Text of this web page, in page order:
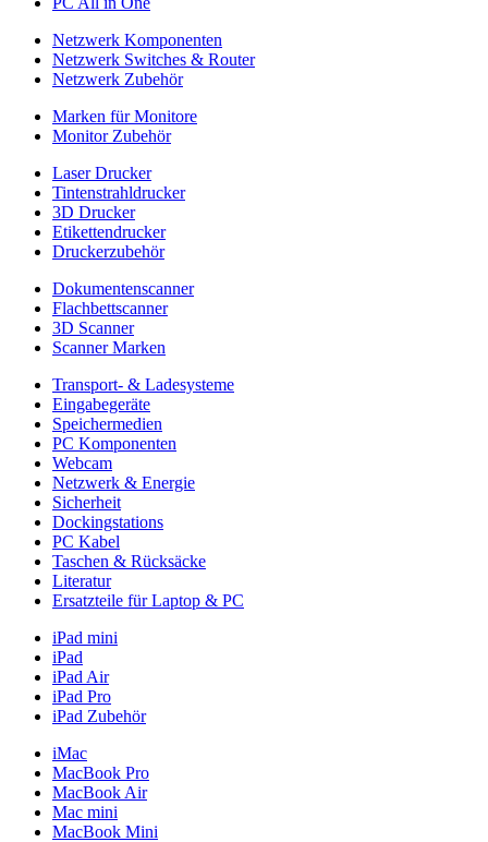
Netzwerk Komponenten
Netzwerk Switches & Router
Netzwerk Zubehör
Marken für Monitore
Monitor Zubehör
Laser Drucker
Tintenstrahldrucker
3D Drucker
Etikettendrucker
Druckerzubehör
Dokumentenscanner
Flachbettscanner
3D Scanner
Scanner Marken
Transport- & Ladesysteme
Eingabegeräte
Speichermedien
PC Komponenten
Webcam
Netzwerk & Energie
Sicherheit
Dockingstations
PC Kabel
Taschen & Rücksäcke
Literatur
Ersatzteile für Laptop & PC
iPad mini
iPad
iPad Air
iPad Pro
iPad Zubehör
iMac
MacBook Pro
MacBook Air
Mac mini
MacBook Mini